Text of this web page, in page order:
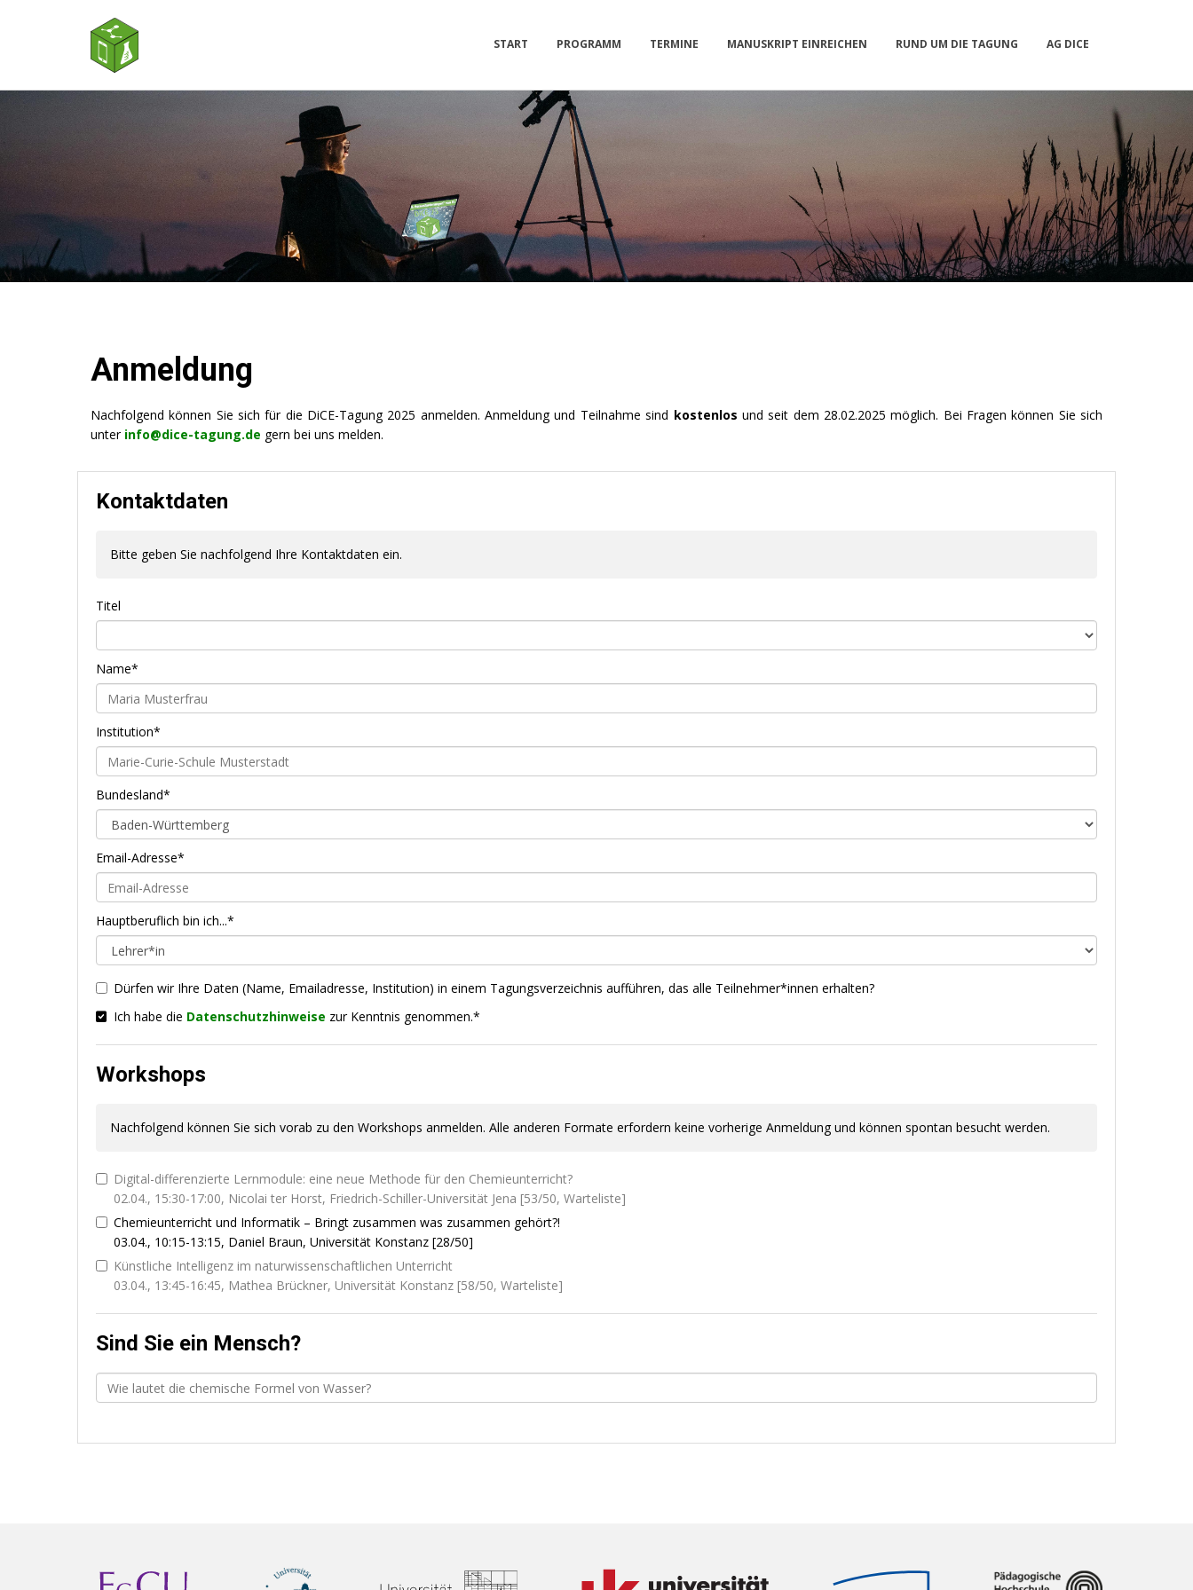
START PROGRAMM TERMINE MANUSKRIPT EINREICHEN RUND UM DIE TAGUNG AG DICE
Anmeldung
Nachfolgend können Sie sich für die DiCE-Tagung 2025 anmelden. Anmeldung und Teilnahme sind kostenlos und seit dem 28.02.2025 möglich. Bei Fragen können Sie sich
unter info@dice-tagung.de gern bei uns melden.
Kontaktdaten
Bitte geben Sie nachfolgend Ihre Kontaktdaten ein.
Titel
Name*
Institution*
Bundesland*
Email-Adresse*
Hauptberuflich bin ich...*
Dürfen wir Ihre Daten (Name, Emailadresse, Institution) in einem Tagungsverzeichnis aufführen, das alle Teilnehmer*innen erhalten?
Ich habe die Datenschutzhinweise zur Kenntnis genommen.*
Workshops
Nachfolgend können Sie sich vorab zu den Workshops anmelden. Alle anderen Formate erfordern keine vorherige Anmeldung und können spontan besucht werden.
Digital-differenzierte Lernmodule: eine neue Methode für den Chemieunterricht?
02.04., 15:30-17:00, Nicolai ter Horst, Friedrich-Schiller-Universität Jena [53/50, Warteliste]
Chemieunterricht und Informatik – Bringt zusammen was zusammen gehört?!
03.04., 10:15-13:15, Daniel Braun, Universität Konstanz [28/50]
Künstliche Intelligenz im naturwissenschaftlichen Unterricht
03.04., 13:45-16:45, Mathea Brückner, Universität Konstanz [58/50, Warteliste]
Sind Sie ein Mensch?